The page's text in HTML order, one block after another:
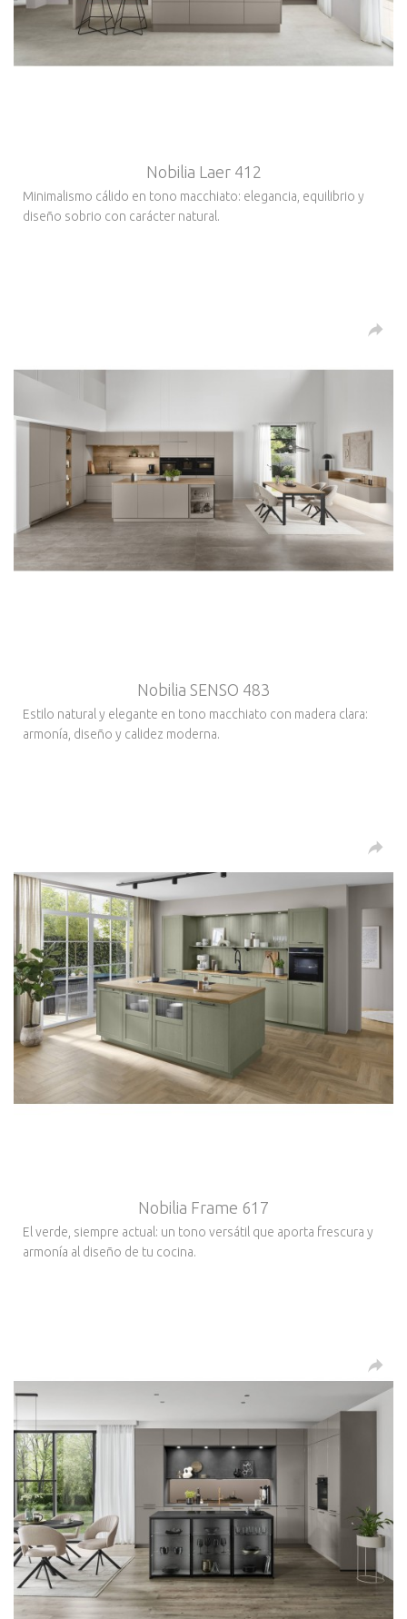
Nobilia Laer 412
Minimalismo cálido en tono macchiato: elegancia, equilibrio y
diseño sobrio con carácter natural.
Nobilia SENSO 483
Estilo natural y elegante en tono macchiato con madera clara:
armonía, diseño y calidez moderna.
Nobilia Frame 617
El verde, siempre actual: un tono versátil que aporta frescura y
armonía al diseño de tu cocina.